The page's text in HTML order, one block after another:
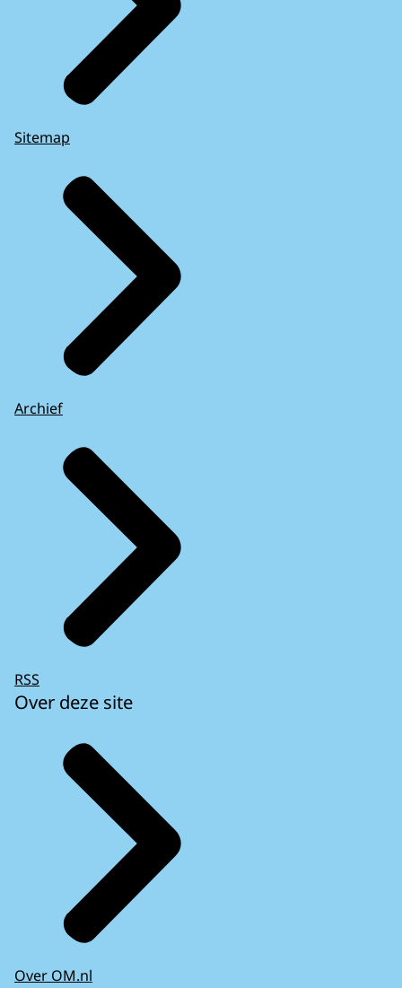
Sitemap
Archief
RSS
Over deze site
Over OM.nl